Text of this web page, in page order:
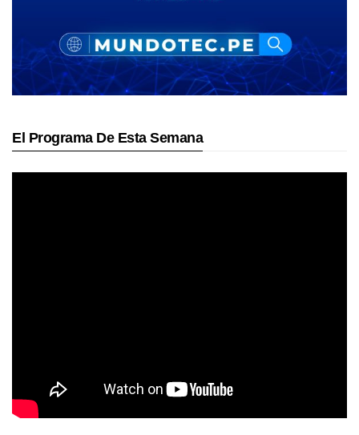
El Programa De Esta Semana